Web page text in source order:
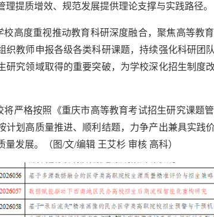
理提质增效、规范发展提供理论支撑与实践路径。
校高度重视推动教育科研深度融合，聚焦高等教
织教师申报各级各类科研课题，持续强化科研团
研究领域取得的重要突破，为学校深化招生制度
将严格按照《重庆市高等教育考试招生研究课题
计划高质量推进、顺利结题，力争产出兼具实践
量发展。（图/文/编辑 王艾杉 审核 高科）